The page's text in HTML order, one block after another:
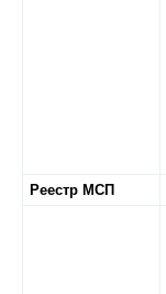
Реестр МСП